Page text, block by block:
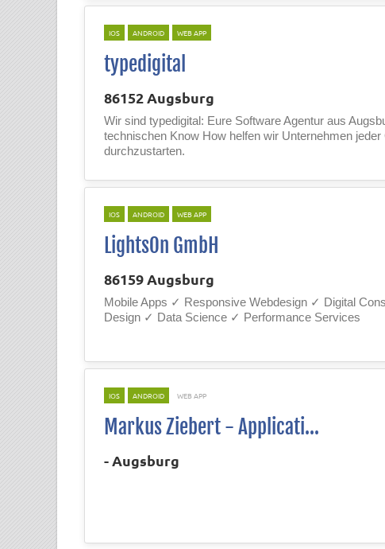
IOS ANDROID WEB APP
typedigital
86152 Augsburg
Wir sind typedigital: Eure Software Agentur aus
technischen Know How helfen wir Unternehmen jeder
durchzustarten.
IOS ANDROID WEB APP
LightsOn GmbH
86159 Augsburg
Mobile Apps ✓ Responsive Webdesign ✓ Digital
Design ✓ Data Science ✓ Performance Services
IOS ANDROID WEB APP
Markus Ziebert - Applicati...
- Augsburg